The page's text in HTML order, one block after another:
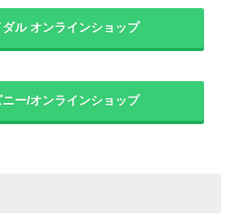
ダル オンラインショップ
ー/オンラインショップ